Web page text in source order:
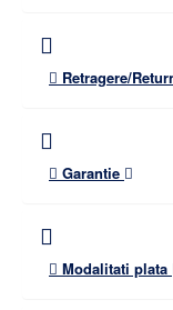
Retragere/
Garantie
Modalitati plata